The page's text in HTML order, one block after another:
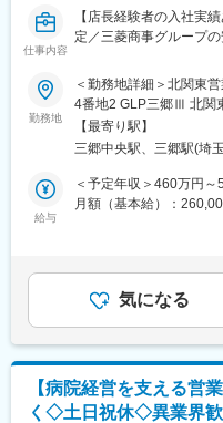
や入居数、メンバーマ
でステップアップをす
■当社の魅力：
・当社は日本1の施設
で成長を遂げている企
来性はもちろんのこと
のため、実力次第では
ていただくことが可能で
・子育てママも多数ご
スを重視しながら就業い
■障がい者支援の魅力：
・障がい者支援の魅力
異なるため、対応の幅
■当社のコンセプト：『
・ご利用者様にとって
仕事内容
【店長経験者の入社実
定／三菱商事グループ
■職務内容：
当社は、病院経営のパ
や医薬品の調達、物品
行っております。
本ポジションでは、基
場の後方支援に必要な
（1）病院内の物流管理
・医療材料や医薬品の調
└材料の仕分けや納品作
のため、パートさんの
勤務地
＜勤務地詳細＞北関東
4番地2 GLP三郷Ⅲ 北関
の範囲：会社の定める事
【最寄り駅】
三郷中央駅、三郷駅(埼
給与
＜予定年収＞460万円
月額（基本給）：
くまでも目安の金額で
ます。月給(月額)は固
気になる
【病院経営を支える営
く◇土日祝休◇異業界